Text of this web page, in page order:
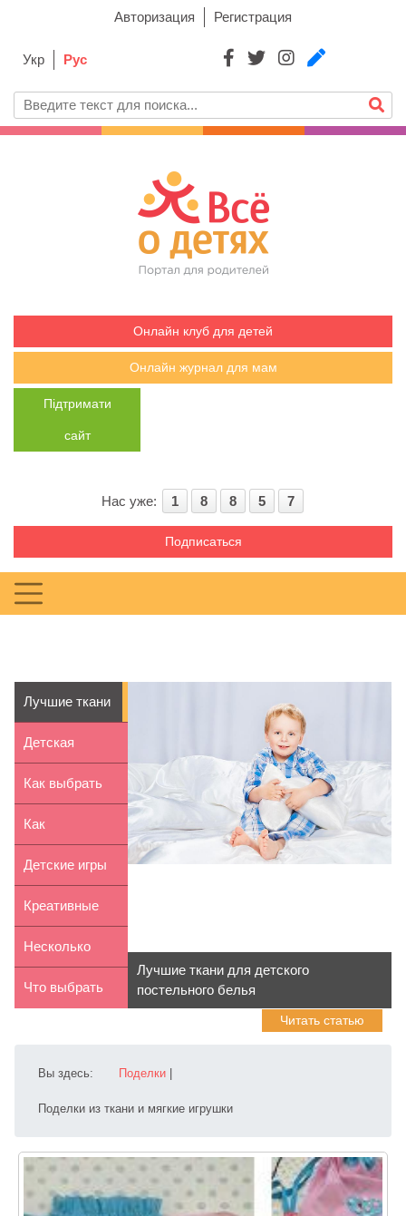
Авторизация Регистрация
Укр Рус
Онлайн клуб для детей
Онлайн журнал для мам
Підтримати
сайт
Нас уже: 1 8 8 5 7
Подписаться
Лучшие ткани
для детского
посте...
Детская
коляска 2 в 1:
универса...
Как выбрать
книгу для
ребенка
Как
организовать
смотрины
новор...
Детские игры
на развитие
памяти
Креативные
поделки:
игрушка Жду...
Несколько
способов
Что выбрать
школы: ...
Лучшие ткани для детского
постельного белья
Читать статью
Вы здесь: Поделки
Поделки из ткани и мягкие игрушки